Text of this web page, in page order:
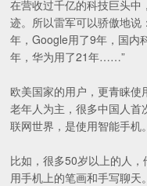
在营收过千亿的科技巨头
迹。所以雷军可以骄傲地说
年，Google用了9年，国内
年，华为用了21年……”
欧美国家的用户，更青睐使
老年人为主，很多中国人首
联网世界，是使用智能手机。
比如，很多50岁以上的人
用手机上的笔画和手写聊天。